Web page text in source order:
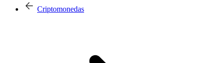
Criptomonedas